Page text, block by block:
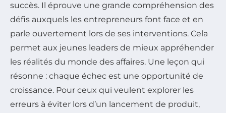
succès. Il éprouve une grande compréhension des
défis auxquels les entrepreneurs font face et en
parle ouvertement lors de ses interventions. Cela
permet aux jeunes leaders de mieux appréhender
les réalités du monde des affaires. Une leçon qui
résonne : chaque échec est une opportunité de
croissance. Pour ceux qui veulent explorer les
erreurs à éviter lors d’un lancement de produit,